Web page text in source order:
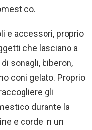
e accessori, proprio
che lasciano a
sonagli, biberon,
coni gelato. Proprio
gli
durante la
e corde in un